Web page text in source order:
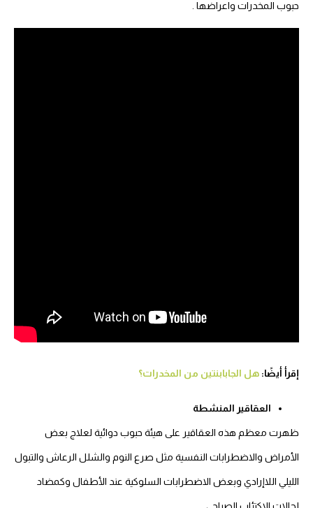
حبوب المخدرات واعراضها .
إقرأ أيضًا: هل الجابابنتين من المخدرات؟
العقاقير المنشطة
ظهرت معظم هذه العقاقير على هيئة حبوب دوائية لعلاج بعض
الأمراض والاضطرابات النفسية مثل صرع النوم والشلل الرعاش والتبول
الليلي اللاإرادي وبعض الاضطرابات السلوكية عند الأطفال وكمضاد
لحالات الاكتئاب الصباحي.